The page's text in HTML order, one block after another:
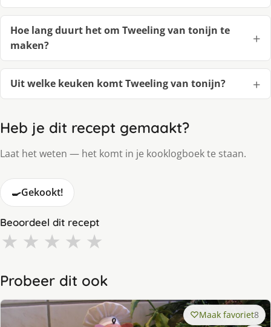
Hoe lang duurt het om Tweeling van tonijn te
maken?
Uit welke keuken komt Tweeling van tonijn?
Heb je dit recept gemaakt?
Laat het weten — het komt in je kooklogboek te staan.
🍳Gekookt!
Beoordeel dit recept
★ ★ ★ ★ ★
Probeer dit ook
Maak favoriet8